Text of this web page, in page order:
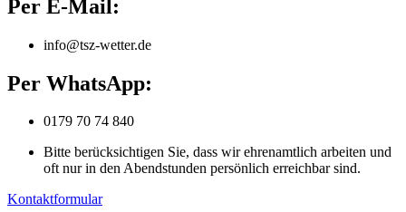
Per E-Mail:
info@tsz-wetter.de
Per WhatsApp:
0179 70 74 840
Bitte berücksichtigen Sie, dass wir ehrenamtlich arbeiten und
oft nur in den Abendstunden persönlich erreichbar sind.
Kontaktformular